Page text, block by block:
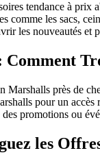
tendance à prix
comme les sacs,
les nouveautés et
Marshalls près de
pour un
des promotions ou
les